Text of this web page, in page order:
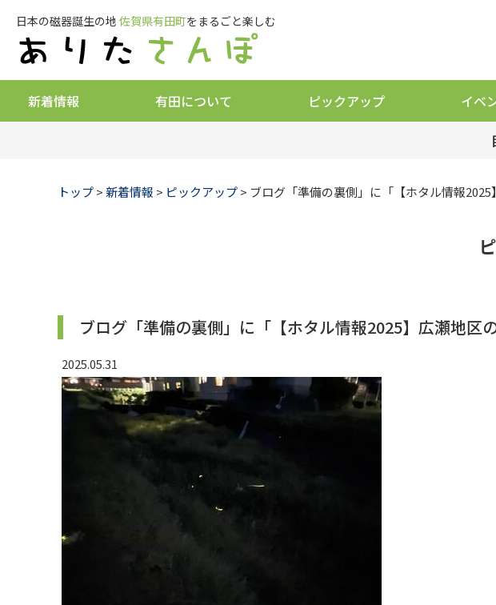
日本の磁器誕生の地 佐賀県有田町をまるごと楽しむ
新着情報 有田について ピックアップ イベ
トップ> 新着情報 > ピックアップ> ブログ「準備の裏側」に「【ホタル情報
ブログ「準備の裏側」に「【ホタル情報2025】広瀬地区
2025.05.31